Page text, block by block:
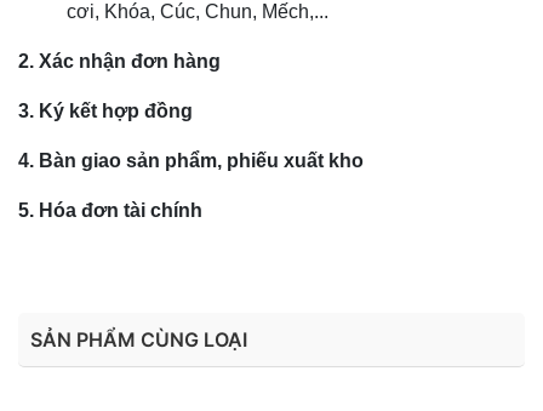
cơi, Khóa, Cúc, Chun, Mếch,...
2. Xác nhận đơn hàng
3. Ký kết hợp đồng
4. Bàn giao sản phẩm, phiếu xuất kho
5. Hóa đơn tài chính
SẢN PHẨM CÙNG LOẠI